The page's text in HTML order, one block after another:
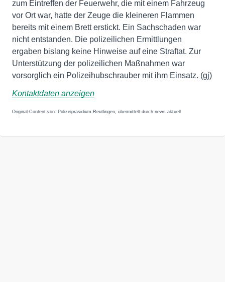
zum Eintreffen der Feuerwehr, die mit einem Fahrzeug
vor Ort war, hatte der Zeuge die kleineren Flammen
bereits mit einem Brett erstickt. Ein Sachschaden war
nicht entstanden. Die polizeilichen Ermittlungen
ergaben bislang keine Hinweise auf eine Straftat. Zur
Unterstützung der polizeilichen Maßnahmen war
vorsorglich ein Polizeihubschrauber mit ihm Einsatz. (gj)
Kontaktdaten anzeigen
Original-Content von: Polizeipräsidium Reutlingen, übermittelt durch news aktuell